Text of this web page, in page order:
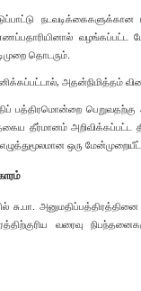
வழங்கப்பட்ட
தொடரும்.
அதன்நிமித்தம்
பத்திரமொன்றை பெறுவதற்கு
தீர்மானம் அறிவிக்கப்பட்ட
ஒரு
சு.பா.
வரைவு